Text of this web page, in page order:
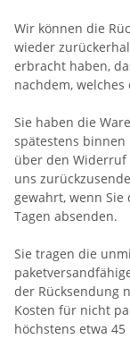
Wir können die
wieder
erbracht haben,
nachdem,
Sie haben die
spätestens binnen
über den Widerruf
uns
gewahrt, wenn
Tagen absenden.
Sie tragen die
der Rücksendung
Kosten für nicht
höchstens etwa 45